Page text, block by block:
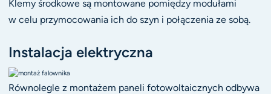
Klemy środkowe są montowane pomiędzy modułami
w celu przymocowania ich do szyn i połączenia ze sobą.
Instalacja elektryczna
Równolegle z montażem paneli fotowoltaicznych odbywa